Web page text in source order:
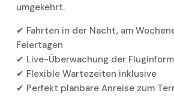
umgekehrt.
✔ Fahrten in der Nacht, am
Feiertagen
✔ Live-Überwachung der
✔ Flexible Wartezeiten inklusive
✔ Perfekt planbare Anreise zum